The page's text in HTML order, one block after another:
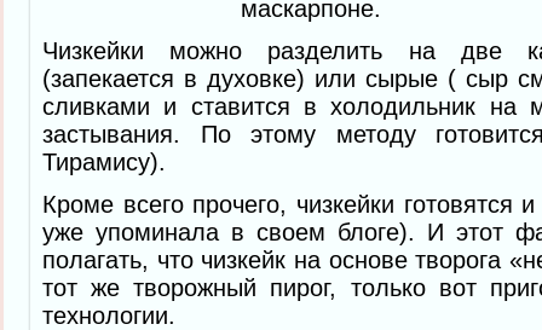
маскарпоне.
Чизкейки можно разделить на две
(запекается в духовке) или сырые ( сыр
сливками и ставится в холодильник на
застывания. По этому методу
Тирамису).
Кроме всего прочего, чизкейки готовятся
уже упоминала в своем блоге). И этот
полагать, что чизкейк на основе творога
тот же творожный пирог, только вот
технологии.